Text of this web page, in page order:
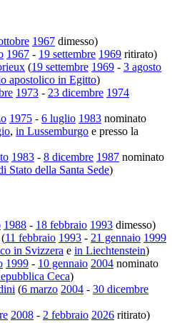
1967 dimesso)
1967 - 19 settembre 1969 ritirato)
(19 settembre 1969 - 3 agosto
apostolico in Egitto)
1973 - 23 dicembre 1974
1975 - 6 luglio 1983 nominato
, in Lussemburgo e presso la
1983 - 8 dicembre 1987 nominato
Stato della Santa Sede)
1988 - 18 febbraio 1993 dimesso)
(11 febbraio 1993 - 21 gennaio 1999
in Svizzera e in Liechtenstein)
1999 - 10 gennaio 2004 nominato
Ceca)
(6 marzo 2004 - 30 dicembre
2008 - 2 febbraio 2026 ritirato)